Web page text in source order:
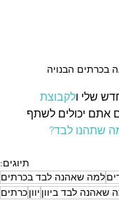
בכרתים הבנויה
שלי ולקבוצת
אתם יכולים לשתף
שתהנו לבד?
תיוגים:
למה שאהנה לבד בכרתים
שאהנה לבד ביוון יווןכרתים